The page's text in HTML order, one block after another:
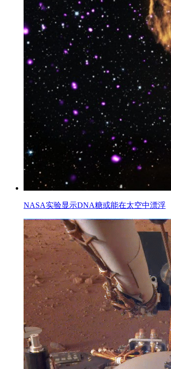
NASA实验显示DNA糖或能在太空中漂浮